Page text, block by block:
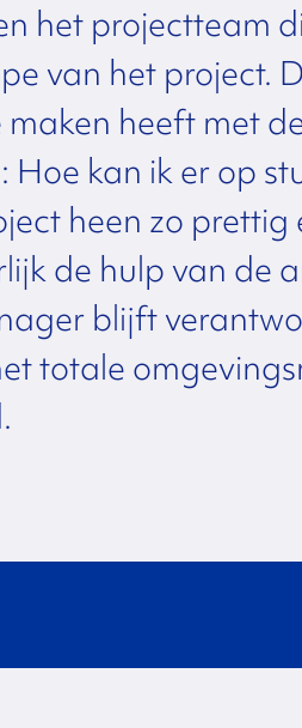
het projectteam
van het project.
heeft met
kan ik er op
heen zo
de hulp van de
blijft
totale